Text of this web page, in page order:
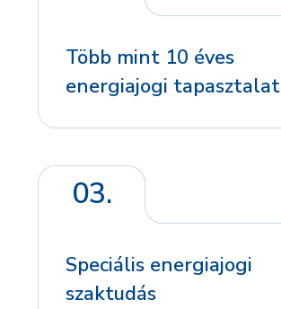
Több mint 10 éves
energiajogi tapasztalat
03.
Speciális energiajogi
szaktudás